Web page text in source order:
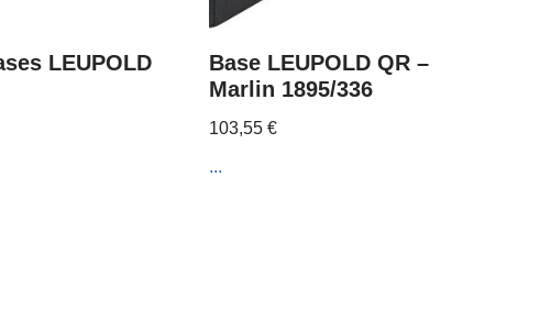
LEUPOLD
Base LEUPOLD QR –
Marlin 1895/336
103,55 €
...